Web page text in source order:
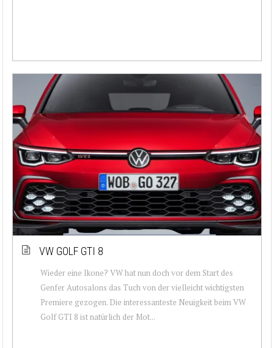
VW GOLF GTI 8
Wieder eine Ikone? VW hat nun doch vor dem Start des
Genfer Autosalons das Tuch von der vielleicht wichtigsten
Premiere gezogen. Die interessanteste Neuigkeit beim VW
Golf GTI 8 ist natürlich der Mot...